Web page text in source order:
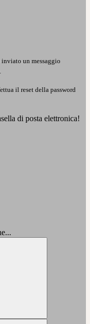
inviato un messaggio
il reset della password
di posta elettronica!